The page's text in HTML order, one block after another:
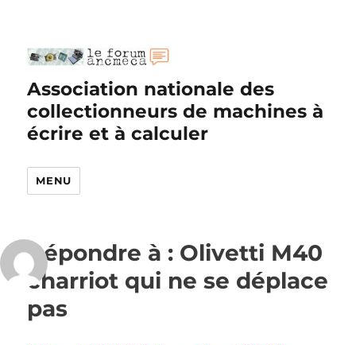
Association nationale des
collectionneurs de machines à
écrire et à calculer
MENU
Répondre à : Olivetti M40
charriot qui ne se déplace
pas